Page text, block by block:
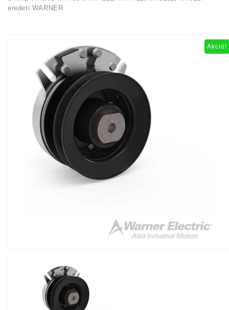
eredeti WARNER
Akció!